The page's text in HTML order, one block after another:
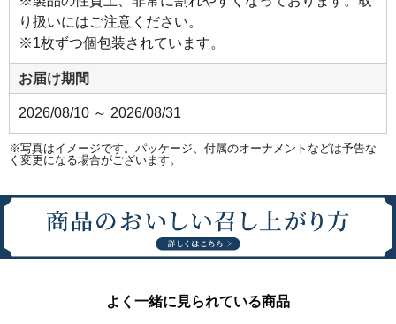
り扱いにはご注意ください。
※1枚ずつ個包装されています。
お届け期間
2026/08/10 ～ 2026/08/31
※写真はイメージです。パッケージ、付属のオーナメントなどは予告な
く変更になる場合がございます。
よく一緒に見られている商品